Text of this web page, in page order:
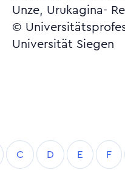
Unze, Urukagina-
©
Universität Siegen
C D E F